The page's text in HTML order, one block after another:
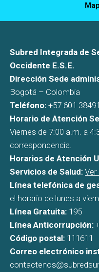
Subred Integrada de
Occidente E.S.E.
Dirección Sede
Bogotá – Colombia
Teléfono: +57 601
Horario de Atención
Viernes de 7:00 a.m. a
correspondencia.
Horarios de Atención
Servicios de Salud:
Línea telefónica de
el horario de lunes a
Línea Gratuita: 195
Línea Anticorrupción:
Código postal: 111611
Correo electrónico